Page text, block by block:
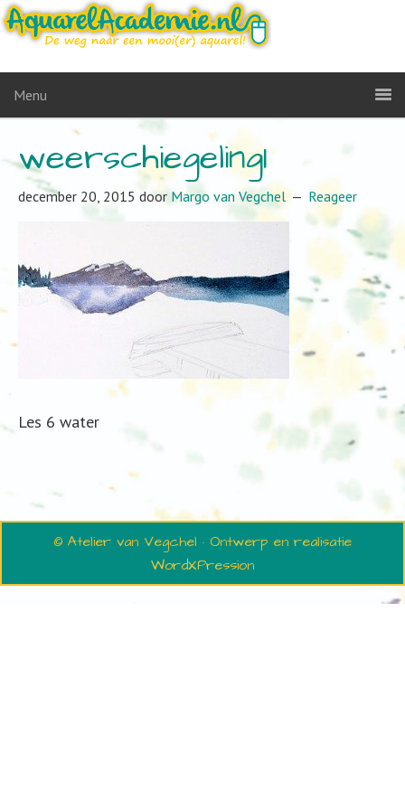
Menu
weerschiegeling1
december 20, 2015 door Margo van Vegchel Reageer
Les 6 water
© Atelier van Vegchel · Ontwerp en realisatie
WordXPression